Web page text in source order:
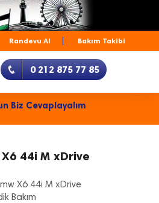
Randevu Al Bakım Takibi
0 212 875 77 85
Biz Cevaplayalım
44i M xDrive
X6 44i M xDrive
Bakım